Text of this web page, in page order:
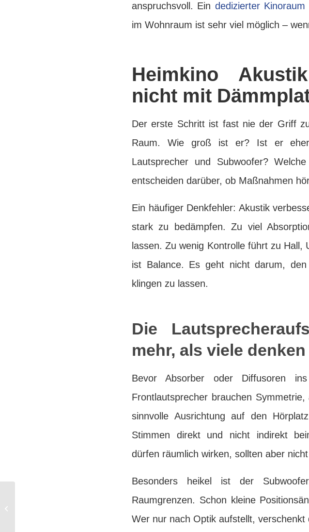
anspruchsvoll. Ein dedizierter Kinoraum
im Wohnraum ist sehr viel möglich –
Heimkino
nicht mit
Der erste Schritt ist fast nie der Griff
Raum. Wie groß ist er? Ist er
Lautsprecher und Subwoofer?
entscheiden darüber, ob Maßnahmen
Ein häufiger Denkfehler: Akustik
stark zu bedämpfen. Zu viel
lassen. Zu wenig Kontrolle führt zu
ist Balance. Es geht nicht darum,
klingen zu lassen.
Die
mehr, als viele denken
Bevor Absorber oder Diffusoren
Frontlautsprecher brauchen
sinnvolle Ausrichtung auf den
Stimmen direkt und nicht indirekt
dürfen räumlich wirken, sollten aber
Besonders heikel ist der
Raumgrenzen. Schon kleine
Wer nur nach Optik aufstellt,